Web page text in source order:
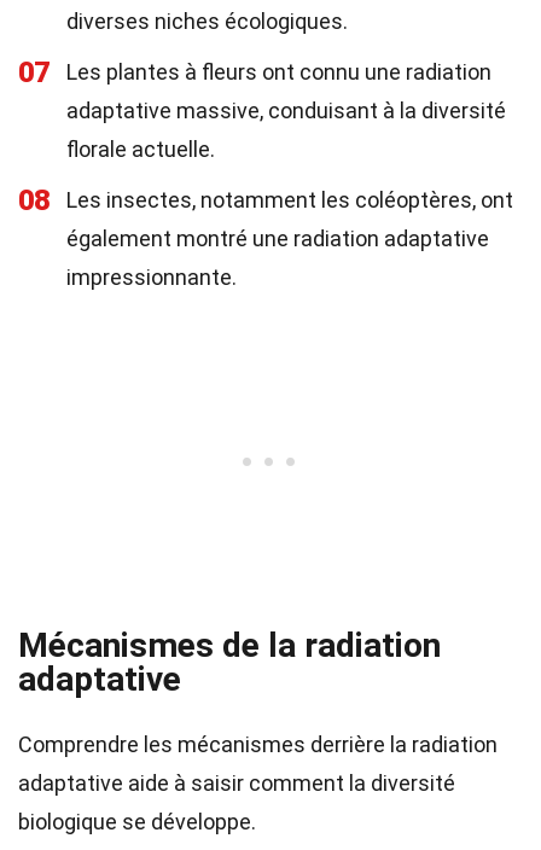
diverses niches écologiques.
07
Les plantes à fleurs ont connu une radiation
adaptative massive, conduisant à la diversité
florale actuelle.
08
Les insectes, notamment les coléoptères, ont
également montré une radiation adaptative
impressionnante.
Mécanismes de la radiation
adaptative
Comprendre les mécanismes derrière la radiation
adaptative aide à saisir comment la diversité
biologique se développe.